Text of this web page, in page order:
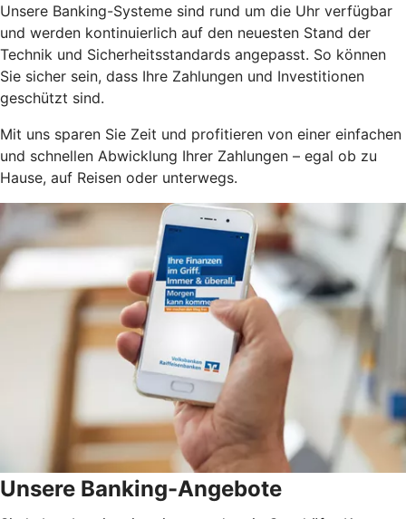
Unsere Banking-Systeme sind rund um die Uhr verfügbar
und werden kontinuierlich auf den neuesten Stand der
Technik und Sicherheitsstandards angepasst. So können
Sie sicher sein, dass Ihre Zahlungen und Investitionen
geschützt sind.
Mit uns sparen Sie Zeit und profitieren von einer einfachen
und schnellen Abwicklung Ihrer Zahlungen – egal ob zu
Hause, auf Reisen oder unterwegs.
Unsere Banking-Angebote